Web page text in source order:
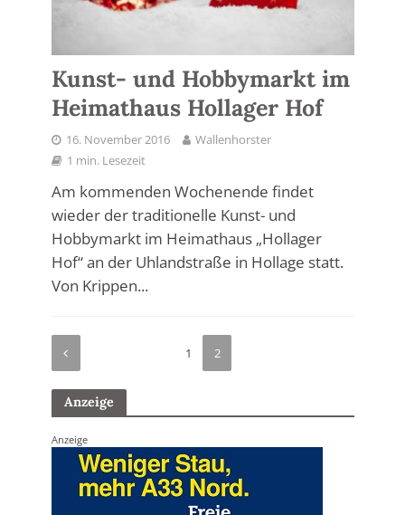
Kunst- und Hobbymarkt im
Heimathaus Hollager Hof
16. November 2016
Wallenhorster
1 min. Lesezeit
Am kommenden Wochenende findet
wieder der traditionelle Kunst- und
Hobbymarkt im Heimathaus „Hollager
Hof“ an der Uhlandstraße in Hollage statt.
Von Krippen...
1 2
Anzeige
Anzeige